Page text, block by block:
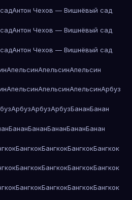
Антон Чехов — Вишнёвый сад
Антон Чехов — Вишнёвый сад
Антон Чехов — Вишнёвый сад
АпельсинАпельсинАпельсин
АпельсинАпельсинАпельсинАрбуз
АрбузАрбузАрбузБананБанан
БананБананБананБананБанан
БангкокБангкокБангкокБангкок
БангкокБангкокБангкокБангкок
БангкокБангкокБангкокБангкок